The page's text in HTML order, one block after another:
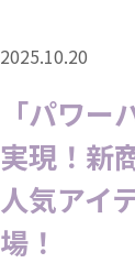
「パワ
実現！新
⼈気アイ
場！
2025.10.20